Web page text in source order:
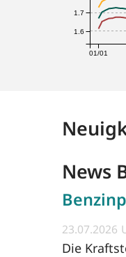
01/01
1.6
1.7
News
23.07.2026
Die